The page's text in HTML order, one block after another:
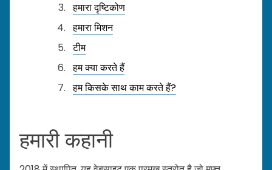
हमारा दृष्टिकोण
हमारा मिशन
टीम
हम क्या करते हैं
हम किसके साथ काम करते हैं?
हमारी कहानी